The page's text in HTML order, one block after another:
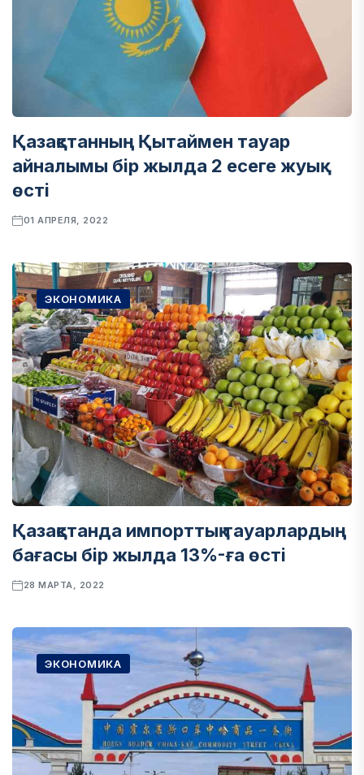
Қазақстанның Қытаймен тауар
айналымы бір жылда 2 есеге жуық
өсті
01 АПРЕЛЯ, 2022
ЭКОНОМИКА
Қазақстанда импорттық тауарлардың
бағасы бір жылда 13%-ға өсті
28 МАРТА, 2022
ЭКОНОМИКА